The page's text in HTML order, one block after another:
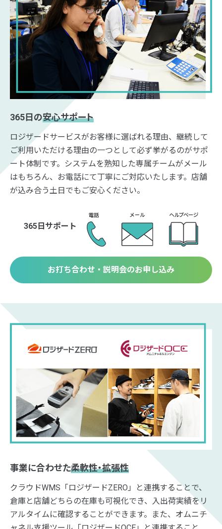
365日の安心サポート
ロジザードサービスがお客様に選ばれる理由、継続して
ご利用いただける理由の一つとして必ず挙がるのがサポ
ート体制です。システムを熟知した専属チームがメール
はもちろん、お電話にて丁寧にご対応いたします。店舗
が込み合う土日でもご安心ください。
365日サポート
お打ち合わせ・説明会のお申し込み
事業に合わせた柔軟性・拡張性
クラウドWMS「ロジザードZERO」と連携することで、
倉庫と店舗どちらの在庫も可視化でき、入出荷実績をリ
アルタイムに確認することができます。また、オムニチ